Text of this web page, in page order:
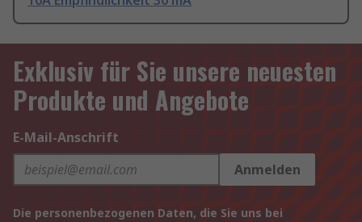
Exklusiv für Sie unsere neuesten
Produkte und Angebote
E-Mail-Anschrift
Anmelden
Die personenbezogenen Daten, die Sie uns bei